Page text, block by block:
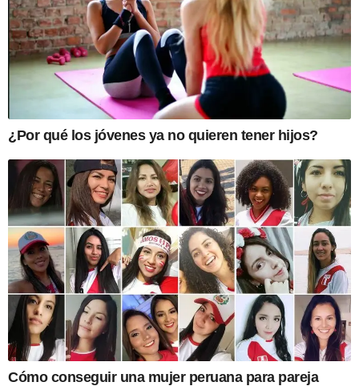
¿Por qué los jóvenes ya no quieren tener hijos?
Cómo conseguir una mujer peruana para pareja